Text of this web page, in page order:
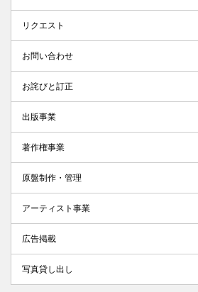
リクエスト
お問い合わせ
お詫びと訂正
出版事業
著作権事業
原盤制作・管理
アーティスト事業
広告掲載
写真貸し出し